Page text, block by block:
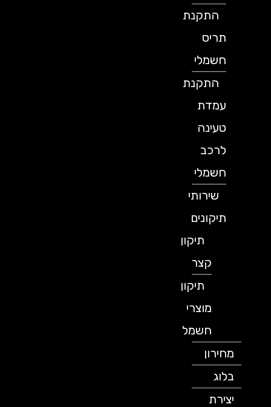
התקנת
תריס
חשמלי
התקנת
עמדת
טעינה
לרכב
חשמלי
שירותי
תיקונים
תיקון
תיקון
מוצרי
חשמל
מחירון
יצירת